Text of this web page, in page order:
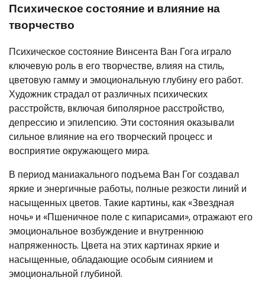
Психическое состояние и влияние на
творчество
Психическое состояние Винсента Ван Гога играло
ключевую роль в его творчестве, влияя на стиль,
цветовую гамму и эмоциональную глубину его работ.
Художник страдал от различных психических
расстройств, включая биполярное расстройство,
депрессию и эпилепсию. Эти состояния оказывали
сильное влияние на его творческий процесс и
восприятие окружающего мира.
В период маниакального подъема Ван Гог создавал
яркие и энергичные работы, полные резкости линий и
насыщенных цветов. Такие картины, как «Звездная
ночь» и «Пшеничное поле с кипарисами», отражают его
эмоциональное возбуждение и внутреннюю
напряженность. Цвета на этих картинах яркие и
насыщенные, обладающие особым сиянием и
эмоциональной глубиной.